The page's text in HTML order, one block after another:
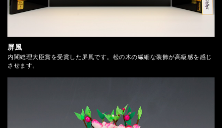
屏風
内閣総理大臣賞を受賞した屏風です。松の木の繊細な装飾が高級感を感じ
させます。